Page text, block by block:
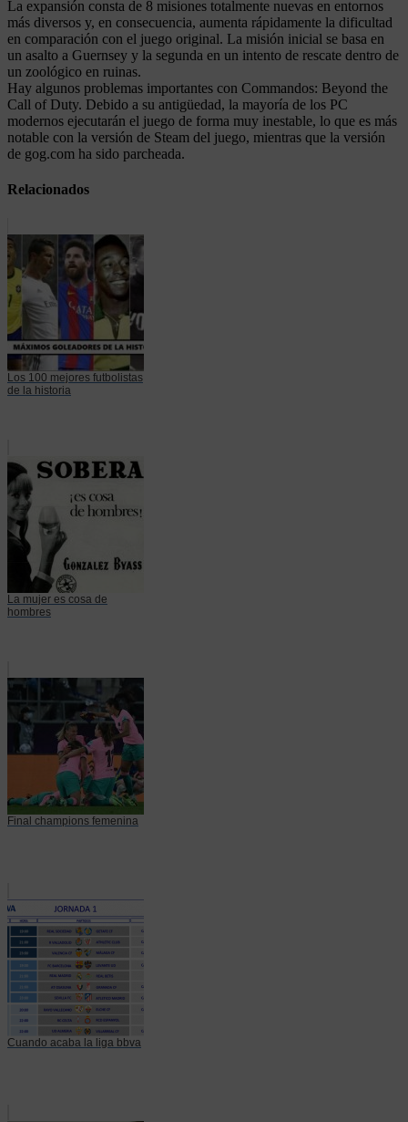
La expansión consta de 8 misiones totalmente nuevas en entornos
más diversos y, en consecuencia, aumenta rápidamente la dificultad
en comparación con el juego original. La misión inicial se basa en
un asalto a Guernsey y la segunda en un intento de rescate dentro de
un zoológico en ruinas.
Hay algunos problemas importantes con Commandos: Beyond the
Call of Duty. Debido a su antigüedad, la mayoría de los PC
modernos ejecutarán el juego de forma muy inestable, lo que es más
notable con la versión de Steam del juego, mientras que la versión
de gog.com ha sido parcheada.
Relacionados
Los 100 mejores futbolistas
de la historia
La mujer es cosa de
hombres
Final champions femenina
Cuando acaba la liga bbva